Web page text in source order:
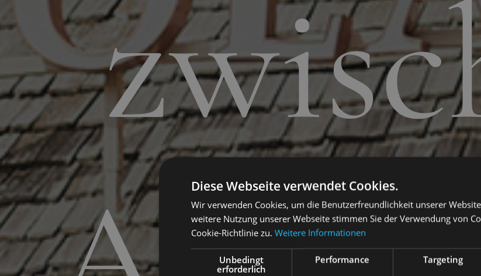
Diese Webseite verwendet Cookies.
Wir verwenden Cookies, um die Benutzerfreundlichkeit unserer
weitere Nutzung unserer Webseite stimmen Sie der Verwendung von
Cookie-Richtlinie zu. Weitere Informationen
Unbedingt
erforderlich
Performance Targeting